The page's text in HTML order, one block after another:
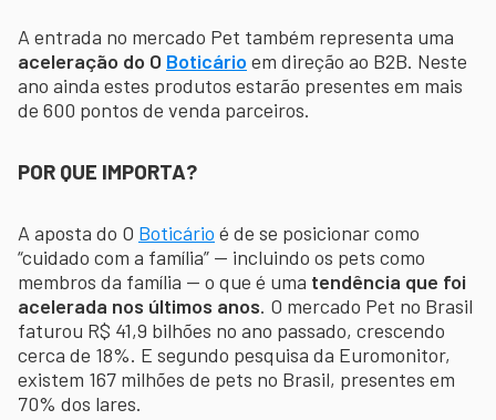
A entrada no mercado Pet também representa uma
aceleração do O Boticário em direção ao B2B. Neste
ano ainda estes produtos estarão presentes em mais
de 600 pontos de venda parceiros.
POR QUE IMPORTA?
A aposta do O Boticário é de se posicionar como
“cuidado com a família” — incluindo os pets como
membros da família — o que é uma tendência que foi
acelerada nos últimos anos. O mercado Pet no Brasil
faturou R$ 41,9 bilhões no ano passado, crescendo
cerca de 18%. E segundo pesquisa da Euromonitor,
existem 167 milhões de pets no Brasil, presentes em
70% dos lares.